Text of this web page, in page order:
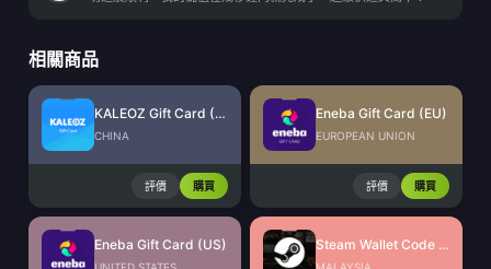
相關商品
KALEOZ Gift Card (CN)
CHINA
評價 購買
Eneba Gift Card (EU)
EUROPEAN UNION
評價 購買
Eneba Gift Card (US) Steam Wallet Code (MYR)